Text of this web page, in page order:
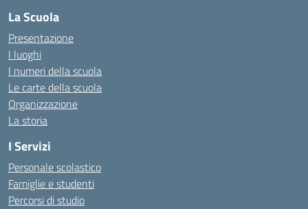
La Scuola
Presentazione
I luoghi
I numeri della scuola
Le carte della scuola
Organizzazione
La storia
I Servizi
Personale scolastico
Famiglie e studenti
Percorsi di studio